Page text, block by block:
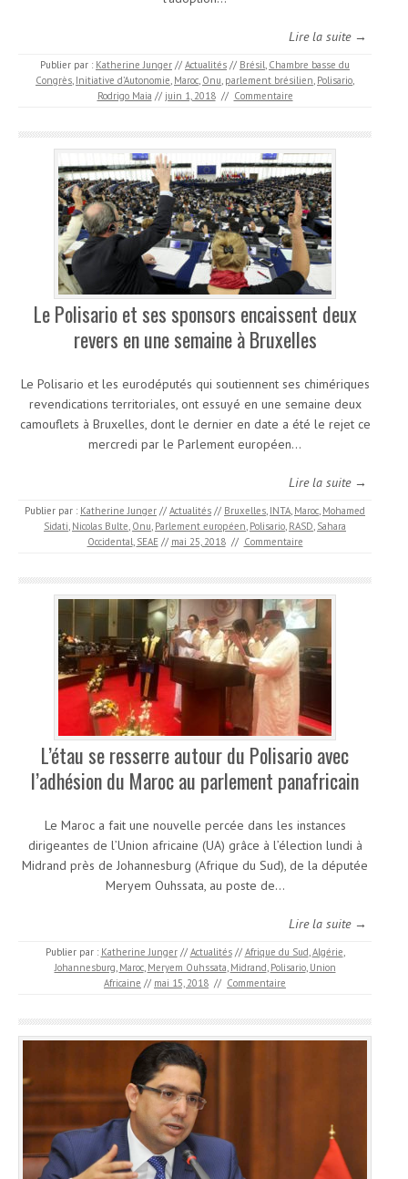
Lire la suite →
Publier par : Katherine Junger // Actualités // Brésil, Chambre basse du
Congrès, Initiative d’Autonomie, Maroc, Onu, parlement brésilien, Polisario,
Rodrigo Maia // juin 1, 2018 // Commentaire
Le Polisario et ses sponsors encaissent deux
revers en une semaine à Bruxelles
Le Polisario et les eurodéputés qui soutiennent ses chimériques
revendications territoriales, ont essuyé en une semaine deux
camouflets à Bruxelles, dont le dernier en date a été le rejet ce
mercredi par le Parlement européen…
Lire la suite →
Publier par : Katherine Junger // Actualités // Bruxelles, INTA, Maroc, Mohamed
Sidati, Nicolas Bulte, Onu, Parlement européen, Polisario, RASD, Sahara
Occidental, SEAE // mai 25, 2018 // Commentaire
L’étau se resserre autour du Polisario avec
l’adhésion du Maroc au parlement panafricain
Le Maroc a fait une nouvelle percée dans les instances
dirigeantes de l’Union africaine (UA) grâce à l’élection lundi à
Midrand près de Johannesburg (Afrique du Sud), de la députée
Meryem Ouhssata, au poste de…
Lire la suite →
Publier par : Katherine Junger // Actualités // Afrique du Sud,Algérie,
Johannesburg, Maroc, Meryem Ouhssata, Midrand, Polisario, Union
Africaine // mai 15, 2018 // Commentaire